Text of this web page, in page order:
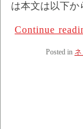
は本文は以下か
Continue
Posted in